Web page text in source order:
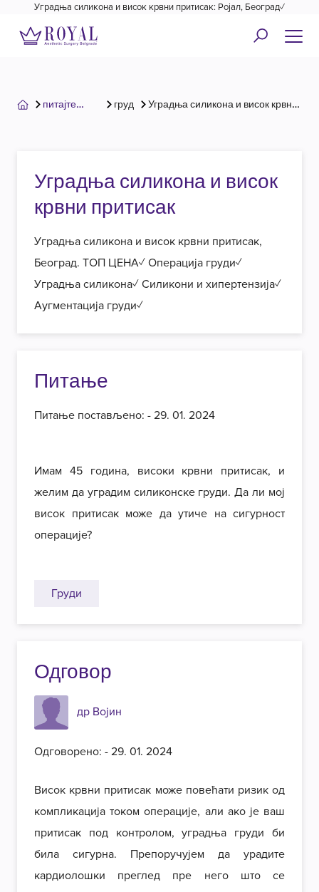
Уградња силикона и висок крвни притисак: Ројал, Београд✓
питајте
груди
Уградња силикона и висок крвни
Уградња силикона и висок
крвни притисак
Уградња силикона и висок крвни притисак,
Београд. ТОП ЦЕНА✓ Операција груди✓
Уградња силикона✓ Силикони и хипертензија✓
Аугментација груди✓
Питање
Питање постављено: - 29. 01. 2024
Имам 45 година, високи крвни притисак, и
желим да уградим силиконске груди. Да ли мој
висок притисак може да утиче на сигурност
операције?
Груди
Одговор
др Војин
Одговорено: - 29. 01. 2024
Висок крвни притисак може повећати ризик од
компликација током операције, али ако је ваш
притисак под контролом, уградња груди би
била сигурна. Препоручујем да урадите
кардиолошки преглед пре него што се